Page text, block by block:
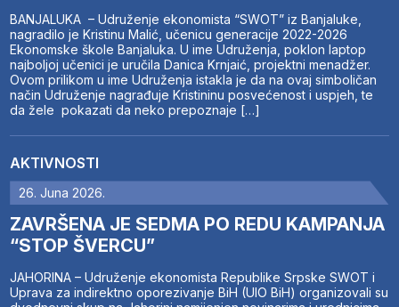
BANJALUKA – Udruženje ekonomista “SWOT” iz Banjaluke,
nagradilo je Kristinu Malić, učenicu generacije 2022-2026
Ekonomske škole Banjaluka. U ime Udruženja, poklon laptop
najboljoj učenici je uručila Danica Krnjaić, projektni menadžer.
Ovom prilikom u ime Udruženja istakla je da na ovaj simboličan
način Udruženje nagrađuje Kristininu posvećenost i uspjeh, te
da žele pokazati da neko prepoznaje […]
AKTIVNOSTI
26. Juna 2026.
ZAVRŠENA JE SEDMA PO REDU KAMPANJA
“STOP ŠVERCU”
JAHORINA – Udruženje ekonomista Republike Srpske SWOT i
Uprava za indirektno oporezivanje BiH (UIO BiH) organizovali su